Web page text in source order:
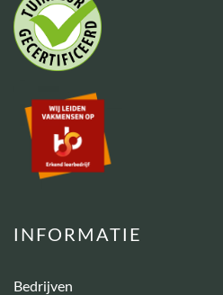
INFORMATIE
Bedrijven